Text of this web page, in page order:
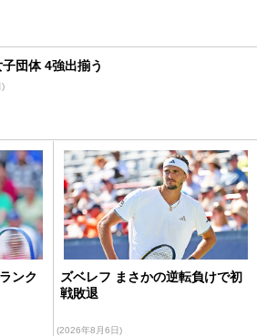
団体 4強出揃う
)
ンク
ズベレフ まさかの逆転負けで初
戦敗退
(2026年8月6日)